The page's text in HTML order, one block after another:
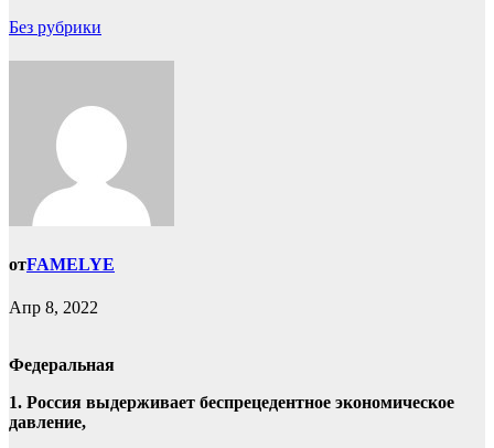
Без рубрики
отFAMELYE
Апр 8, 2022
Федеральная
1. Россия выдерживает беспрецедентное экономическое
давление,